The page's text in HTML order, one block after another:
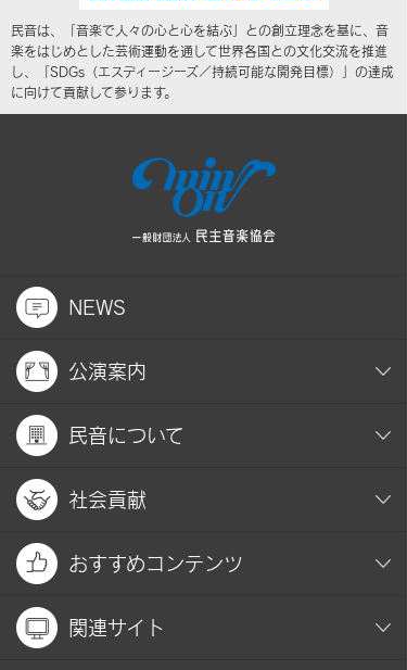
民音は、「音楽で人々の心と心を結ぶ」との創立理念を基に、音
楽をはじめとした芸術運動を通して世界各国との文化交流を推進
し、「SDGs（エスディージーズ／持続可能な開発目標）」の達成
に向けて貢献して参ります。
NEWS
公演案内
民音について
社会貢献
おすすめコンテンツ
関連サイト